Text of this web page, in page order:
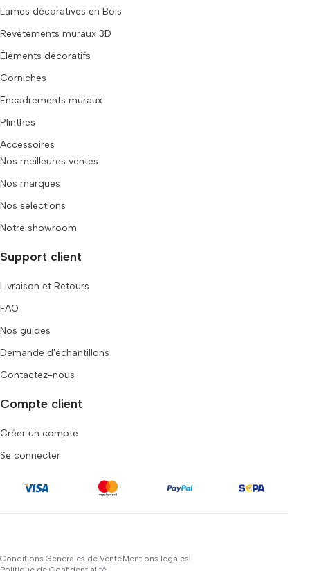
Lames décoratives en Bois
Revêtements muraux 3D
Éléments décoratifs
Corniches
Encadrements muraux
Plinthes
Accessoires
Nos meilleures ventes
Nos marques
Nos sélections
Notre showroom
Support client
Livraison et Retours
FAQ
Nos guides
Demande d'échantillons
Contactez-nous
Compte client
Créer un compte
Se connecter
Conditions Générales de VenteMentions légales